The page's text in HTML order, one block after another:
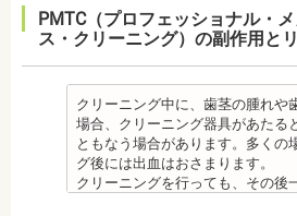
の場合は、鎮痛剤、吐き気止め等
のもと服用してください。
・治療の経過と治療後の見た目に
らわれる治療です。また、歯科医
も起こりえます。歯科医師とよく
・矯正力が強すぎると、歯の根が
収」が起こるリスクが高くなりま
・歯や骨の状態、歯の動きを妨げ
合、虫歯や歯周病の発生など、治
期間が長くなる場合があります。
す。
・矯正終了して数か月から数年経
せが悪くなる可能性があります。
なると、咀嚼障害、頭痛、肩こり
す。
また、かみ合わせのバランスが崩
大きく開かない、食事を噛むとき
節症を発症する場合があります。
調症になることもあります。かみ
合は、かみ合わせの治療を行いま
ッ素塗布など、歯科医院でのケア
す。
・矯正中は、虫歯や歯周病の治療
病の治療を行う必要もあります。
治療終了後
・矯正終了後に噛み合わせが悪く
ます。
噛み合わせが悪くなると、咀嚼障
囲炎という病気にかかる可能性が
ラントの機能をより長く維持する
異なり保険適用外となります。
・インプラント治療は、お子様、
れません。骨の成長途中になるお
ント治療はできません。痛み止め
療に使用するため妊娠中、妊娠の
授乳中の方は、インプラント治療
はなく、デメリットもあるため、
歯科医師と十分に相談しましょう
【プロフィール】
日本大学歯学部卒業
日本大学歯学部口腔外科第２講座
歯学博士（口腔外科学）
日本大学歯学部非常勤講師
社会福祉法人富士白苑理事
・歯のクリーニングは、歯科医院
ニング」と書いているところと「
るところがあります。PMTCは専
るのに対し、クリーニングは歯科
石を落とすスケーリングの場合や
るので、事前に内容を確認される
監修医情報 医療法人社団日坂
宏先生
【プロフィール】
PMTC（プロフェッショナル・
ス・クリーニング）の副作用と
クリーニング中に、歯茎の腫れや
場合、クリーニング器具があたる
ともなう場合があります。多くの
グ後には出血はおさまります。
クリーニングを行っても、その後